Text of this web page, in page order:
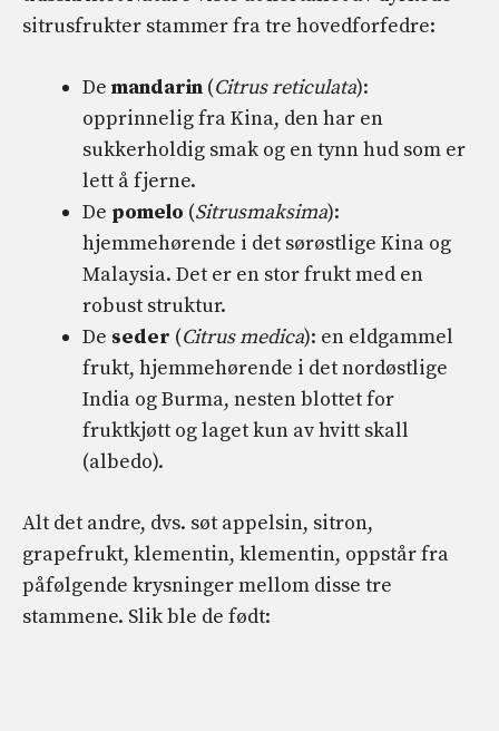
sitrusfrukter stammer fra tre hovedforfedre:
De mandarin (Citrus reticulata):
opprinnelig fra Kina, den har en
sukkerholdig smak og en tynn hud som er
lett å fjerne.
De pomelo (Sitrusmaksima):
hjemmehørende i det sørøstlige Kina og
Malaysia. Det er en stor frukt med en
robust struktur.
De seder (Citrus medica): en eldgammel
frukt, hjemmehørende i det nordøstlige
India og Burma, nesten blottet for
fruktkjøtt og laget kun av hvitt skall
(albedo).
Alt det andre, dvs. søt appelsin, sitron,
grapefrukt, klementin, klementin, oppstår fra
påfølgende krysninger mellom disse tre
stammene. Slik ble de født: